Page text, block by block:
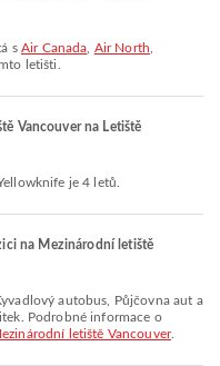
sAir Canada Air North
letišti.
Vancouver na Letiště
je 4 letů.
na Mezinárodní letiště
Podrobné informace o
letiště Vancouver.